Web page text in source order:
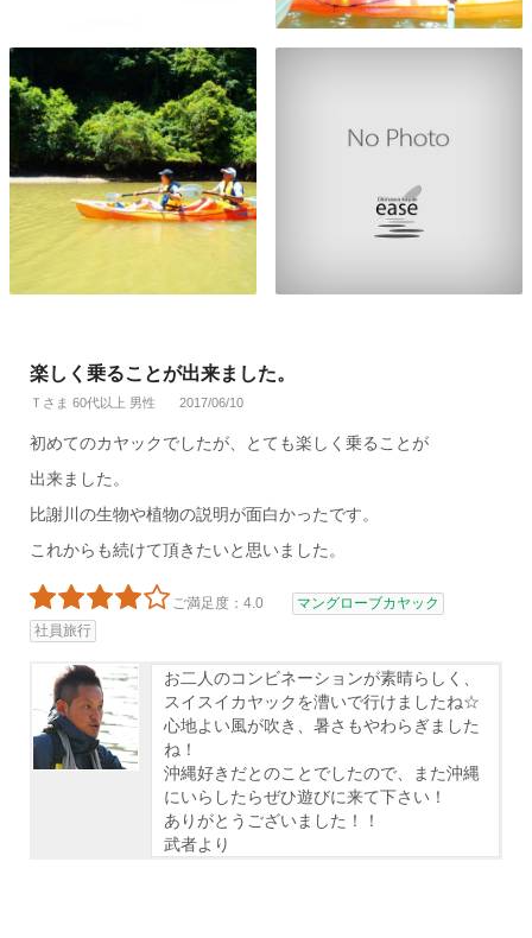
楽しく乗ることが出来ました。
Ｔさま 60代以上 男性 2017/06/10
初めてのカヤックでしたが、とても楽しく乗ることが
出来ました。
比謝川の生物や植物の説明が面白かったです。
これからも続けて頂きたいと思いました。
ご満足度：4.0
マングローブカヤック
社員旅行
お二人のコンビネーションが素晴らしく、
スイスイカヤックを漕いで行けましたね☆
心地よい風が吹き、暑さもやわらぎました
ね！
沖縄好きだとのことでしたので、また沖縄
にいらしたらぜひ遊びに来て下さい！
ありがとうございました！！
武者より